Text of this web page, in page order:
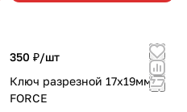
350 ₽/шт
Ключ разрезной 17х19мм
FORCE